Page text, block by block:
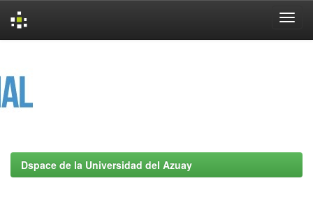
Dspace de la Universidad del Azuay